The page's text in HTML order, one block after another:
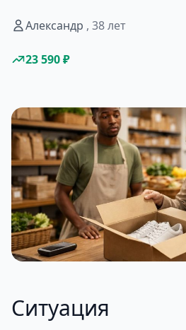
Александр , 38 лет
23 590 ₽
Ситуация